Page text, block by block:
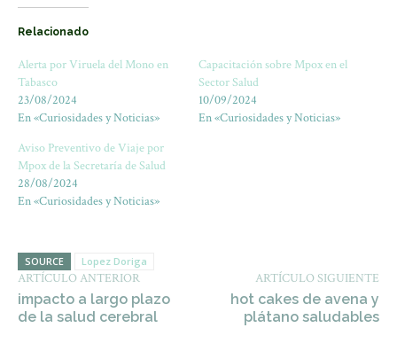
Relacionado
Alerta por Viruela del Mono en
Tabasco
23/08/2024
En «Curiosidades y Noticias»
Capacitación sobre Mpox en el
Sector Salud
10/09/2024
En «Curiosidades y Noticias»
Aviso Preventivo de Viaje por
Mpox de la Secretaría de Salud
28/08/2024
En «Curiosidades y Noticias»
SOURCE Lopez Doriga
ARTÍCULO ANTERIOR
impacto a largo plazo
de la salud cerebral
ARTÍCULO SIGUIENTE
hot cakes de avena y
plátano saludables